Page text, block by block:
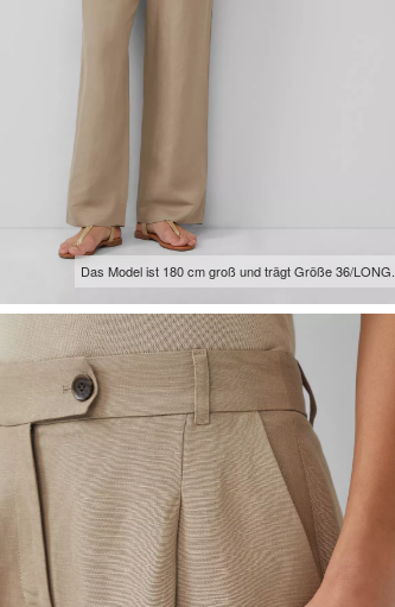
Das Model ist 180 cm groß und trägt Größe 36/LONG.